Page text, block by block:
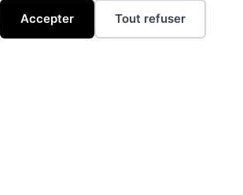
Accepter Tout refuser